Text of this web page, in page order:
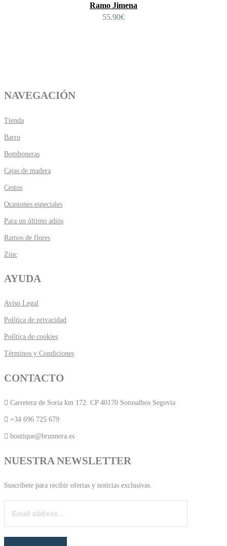
Ramo Jimena
55.90€
NAVEGACIÓN
Tienda
Barro
Bomboneras
Cajas de madera
Cestos
Ocasiones especiales
Para un último adiós
Ramos de flores
Zinc
AYUDA
Aviso Legal
Política de privacidad
Política de cookies
Términos y Condiciones
CONTACTO
Carretera de Soria km 172. CP 40170 Sotosalbos Segovia
+34 696 725 679
boutique@brunnera.es
NUESTRA NEWSLETTER
Suscríbete para recibir ofertas y noticias exclusivas.